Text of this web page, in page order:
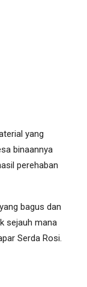
yang
binaannya
perehaban
bagus dan
sejauh mana
Serda Rosi.